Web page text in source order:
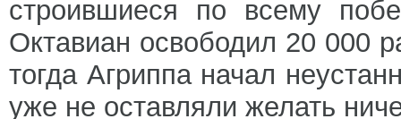
строившиеся по всему
Октавиан освободил 20 000
тогда Агриппа начал
уже не оставляли желать